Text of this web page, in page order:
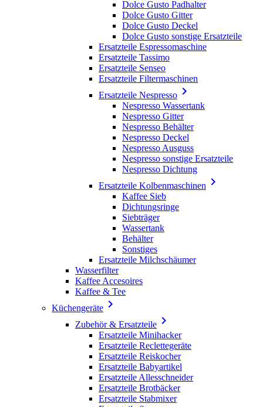
Dolce Gusto Padhalter
Dolce Gusto Gitter
Dolce Gusto Deckel
Dolce Gusto sonstige Ersatzteile
Ersatzteile Espressomaschine
Ersatzteile Tassimo
Ersatzteile Senseo
Ersatzteile Filtermaschinen
Ersatzteile Nespresso 
Nespresso Wassertank
Nespresso Gitter
Nespresso Behälter
Nespresso Deckel
Nespresso Ausguss
Nespresso sonstige Ersatzteile
Nespresso Dichtung
Ersatzteile Kolbenmaschinen 
Kaffee Sieb
Dichtungsringe
Siebträger
Wassertank
Behälter
Sonstiges
Ersatzteile Milchschäumer
Wasserfilter
Kaffee Accesoires
Kaffee & Tee
Küchengeräte 
Zubehör & Ersatzteile 
Ersatzteile Minihacker
Ersatzteile Reclettegeräte
Ersatzteile Reiskocher
Ersatzteile Babyartikel
Ersatzteile Allesschneider
Ersatzteile Brotbäcker
Ersatzteile Stabmixer